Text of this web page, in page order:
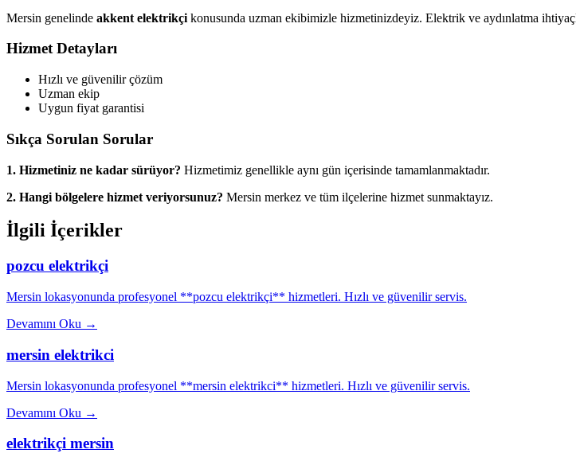
Mersin genelinde akkent elektrikçi konusunda uzman ekibimizle hizmetinizdeyiz. Elektrik ve aydınlatma
Hizmet Detayları
Hızlı ve güvenilir çözüm
Uzman ekip
Uygun fiyat garantisi
Sıkça Sorulan Sorular
1. Hizmetiniz ne kadar sürüyor? Hizmetimiz genellikle aynı gün içerisinde tamamlanmaktadır.
2. Hangi bölgelere hizmet veriyorsunuz? Mersin merkez ve tüm ilçelerine hizmet sunmaktayız.
İlgili İçerikler
pozcu elektrikçi
Mersin lokasyonunda profesyonel **pozcu elektrikçi** hizmetleri. Hızlı ve güvenilir servis.
Devamını Oku →
mersin elektrikci
Mersin lokasyonunda profesyonel **mersin elektrikci** hizmetleri. Hızlı ve güvenilir servis.
Devamını Oku →
elektrikçi mersin